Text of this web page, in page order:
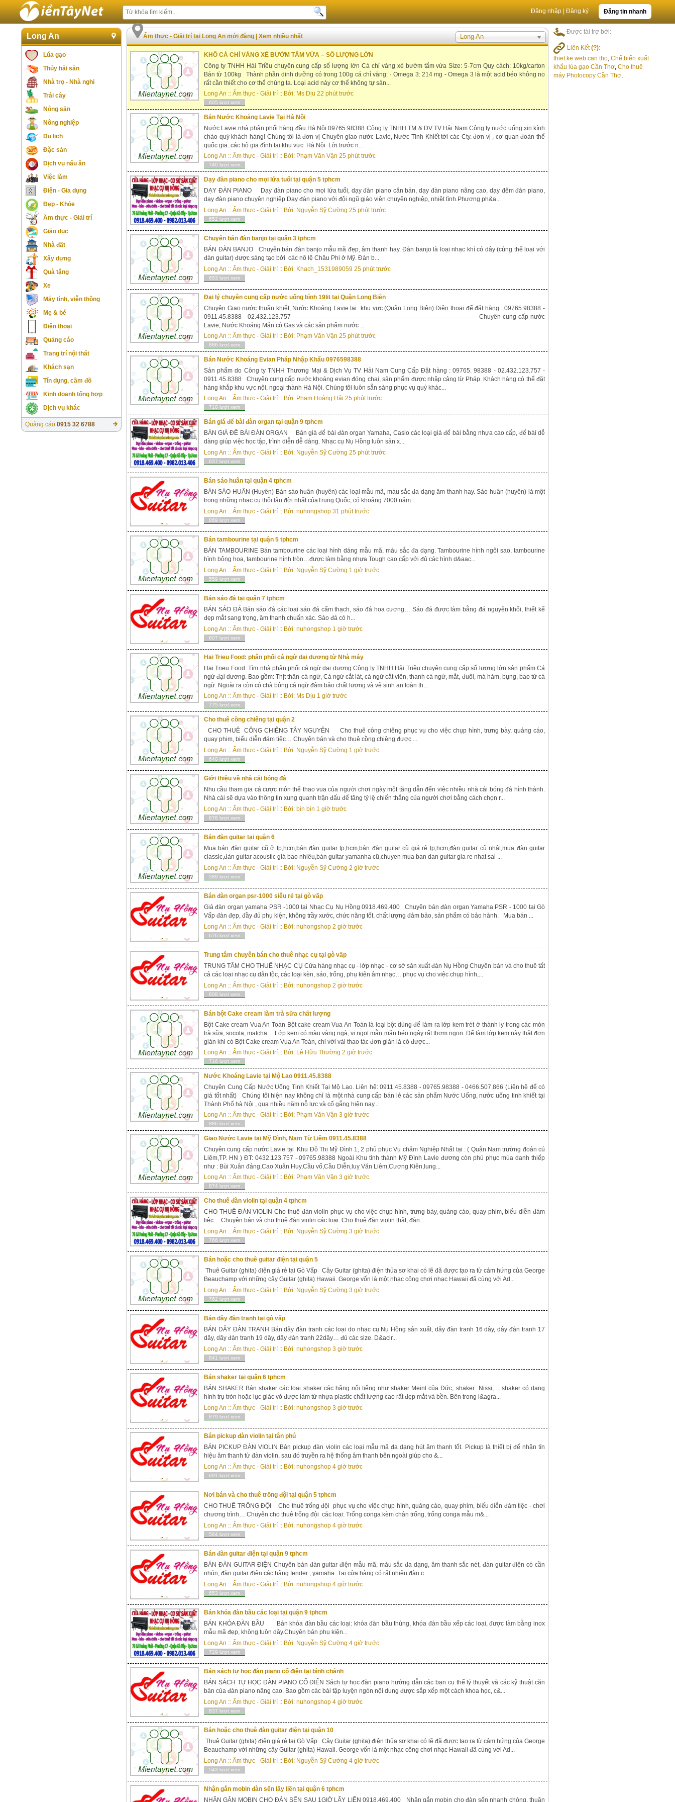
Đăng tin nhanh
Đăng nhập Đăng ký
Long An
Lúa gạo
Thủy hải sản
Nhà trọ - Nhà nghỉ
Trái cây
Nông sản
Nông nghiệp
Du lịch
Đặc sản
Dịch vụ nấu ăn
Việc làm
Điện - Gia dụng
Đẹp - Khỏe
Ẩm thực - Giải trí
Giáo dục
Nhà đất
Xây dựng
Quà tặng
Xe
Máy tính, viễn thông
Mẹ & bé
Điện thoại
Quảng cáo
Trang trí nội thất
Khách sạn
Tín dụng, cầm đồ
Kinh doanh tổng hợp
Dịch vụ khác
Quảng cáo 0915 32 6788
Được tài trợ bởi:
Liên Kết(?):
thiet ke web can tho, Chế biến xuất
khẩu lúa gạo Cần Thơ, Cho thuê
máy Photocopy Cần Thơ,
Ẩm thực - Giải trí tại Long An mới đăng Xem nhiều nhất Long An
KHÔ CÁ CHỈ VÀNG XẺ BƯỚM TẨM VỪA – SỐ LƯỢNG LỚN
Công ty TNHH Hải Triều chuyên cung cấp số lượng lớn Cá chỉ vàng xẻ bướm tẩm vừa Size: 5-7cm Quy cách: 10kg/carton
Bán từ 100kg Thành phần dinh dưỡng có trong 100g cá chỉ vàng: · Omega 3: 214 mg - Omega 3 là một acid béo không no
rất cần thiết cho cơ thể chúng ta. Loại acid này cơ thể không tự sản...
Long An :: Ẩm thực - Giải trí :: Bởi: Ms Dịu 22 phút trước
605 lượt xem
Bán Nước Khoáng Lavie Tại Hà Nội
Nước Lavie nhà phân phối hàng đầu Hà Nội 09765.98388 Công ty TNHH TM & DV TV Hải Nam Công ty nước uống xin kính
chào quý khách hàng! Chúng tôi là đơn vị Chuyên giao nước Lavie, Nước Tinh Khiết tới các Cty. đơn vị , cơ quan đoàn thể
quốc gia. các hộ gia đình tại khu vực Hà Nội Lời trước n...
Long An :: Ẩm thực - Giải trí :: Bởi: Phạm Văn Vận 25 phút trước
740 lượt xem
Dạy đàn piano cho mọi lứa tuổi tại quận 5 tphcm
DẠY ĐÀN PIANO Dạy đàn piano cho mọi lứa tuổi, dạy đàn piano căn bản, dạy đàn piano nâng cao, dạy đệm đàn piano,
dạy đàn piano chuyên nghiệp.Dạy đàn piano với đội ngũ giáo viên chuyên nghiệp, nhiệt tình.Phương ph&a...
Long An :: Ẩm thực - Giải trí :: Bởi: Nguyễn Sỹ Cường 25 phút trước
652 lượt xem
Chuyên bán đàn banjo tại quận 3 tphcm
BÁN ĐÀN BANJO Chuyên bán đàn banjo mẫu mã đẹp, âm thanh hay. Đàn banjo là loại nhạc khí có dây (cùng thể loại với
đàn guitar) được sáng tạo bởi các nô lệ Châu Phi ở Mỹ. Đàn b...
Long An :: Ẩm thực - Giải trí :: Bởi: Khach_1531989059 25 phút trước
653 lượt xem
Đại lý chuyên cung cấp nước uống bình 19lit tại Quận Long Biên
Chuyên Giao nước thuần khiết, Nước Khoáng Lavie tại khu vực (Quận Long Biên) Điện thoại để đặt hàng : 09765.98388 -
0911.45.8388 - 02.432.123.757 -------------------------------------------------------------------------------------------- Chuyên cung cấp nước
Lavie, Nước Khoáng Mặn có Gas và các sản phẩm nước ...
Long An :: Ẩm thực - Giải trí :: Bởi: Phạm Văn Vận 25 phút trước
886 lượt xem
Bán Nước Khoáng Evian Pháp Nhập Khẩu 0976598388
Sản phẩm do Công ty TNHH Thương Mại & Dịch Vụ TV Hải Nam Cung Cấp Đặt hàng : 09765. 98388 - 02.432.123.757 -
0911.45.8388 Chuyên cung cấp nước khoáng evian đóng chai, sản phẩm được nhập cảng từ Pháp. Khách hàng có thể đặt
hàng khắp khu vực nội, ngoại thành Hà Nội. Chúng tôi luôn sẵn sàng phục vụ quý khác...
Long An :: Ẩm thực - Giải trí :: Bởi: Phạm Hoàng Hải 25 phút trước
710 lượt xem
Bán giá để bài đàn organ tại quận 9 tphcm
BÁN GIÁ ĐỂ BÀI ĐÀN ORGAN Bán giá để bài đàn organ Yamaha, Casio các loại giá để bài bằng nhựa cao cấp, để bài dễ
dàng giúp việc học tập, trình diễn dễ dàng. Nhạc cụ Nụ Hồng luôn sản x...
Long An :: Ẩm thực - Giải trí :: Bởi: Nguyễn Sỹ Cường 25 phút trước
637 lượt xem
Bán sáo huân tại quận 4 tphcm
BÁN SÁO HUÂN (Huyên) Bán sáo huân (huyên) các loại mẫu mã, màu sắc đa dạng âm thanh hay. Sáo huân (huyên) là một
trong những nhạc cụ thổi lâu đời nhất củaTrung Quốc, có khoảng 7000 năm...
Long An :: Ẩm thực - Giải trí :: Bởi: nuhongshop 31 phút trước
869 lượt xem
Bán tambourine tại quận 5 tphcm
BÁN TAMBOURINE Bán tambourine các loại hình dáng mẫu mã, màu sắc đa dạng. Tambourine hình ngôi sao, tambourine
hình bông hoa, tambourine hình tròn…được làm bằng nhựa Tough cao cấp với đủ các hình d&aac...
Long An :: Ẩm thực - Giải trí :: Bởi: Nguyễn Sỹ Cường 1 giờ trước
559 lượt xem
Bán sáo đá tại quận 7 tphcm
BÁN SÁO ĐÁ Bán sáo đá các loại sáo đá cẩm thạch, sáo đá hoa cương… Sáo đá được làm bằng đá nguyên khối, thiết kế
đẹp mắt sang trọng, âm thanh chuẩn xác. Sáo đá có h...
Long An :: Ẩm thực - Giải trí :: Bởi: nuhongshop 1 giờ trước
607 lượt xem
Hai Trieu Food: phân phối cá ngừ dại dương từ Nhà máy
Hai Trieu Food: Tìm nhà phân phối cá ngừ dại dương Công ty TNHH Hải Triều chuyên cung cấp số lượng lớn sản phẩm Cá
ngừ đại dương. Bao gồm: Thịt thân cá ngừ, Cá ngừ cắt lát, cá ngừ cắt viên, thanh cá ngừ, mắt, đuôi, má hàm, bụng, bao tử cá
ngừ. Ngoài ra còn có chà bông cá ngừ đảm bảo chất lượng và vệ sinh an toàn th...
Long An :: Ẩm thực - Giải trí :: Bởi: Ms Dịu 1 giờ trước
775 lượt xem
Cho thuê cồng chiêng tại quận 2
CHO THUÊ CÔNG CHIÊNG TÂY NGUYÊN Cho thuê công chiêng phục vụ cho việc chụp hình, trưng bày, quảng cáo,
quay phim, biểu diễn đám tiệc… Chuyên bán và cho thuê cồng chiêng được ...
Long An :: Ẩm thực - Giải trí :: Bởi: Nguyễn Sỹ Cường 1 giờ trước
640 lượt xem
Giới thiệu về nhà cái bóng đá
Nhu cầu tham gia cá cược môn thể thao vua của người chơi ngày một tăng dẫn đến việc nhiều nhà cái bóng đá hình thành.
Nhà cái sẽ dựa vào thông tin xung quanh trận đấu để tăng tỷ lệ chiến thắng của người chơi bằng cách chọn r...
Long An :: Ẩm thực - Giải trí :: Bởi: bin bin 1 giờ trước
876 lượt xem
Bán đàn guitar tại quận 6
Mua bán đàn guitar cũ ở tp,hcm,bán đàn guitar tp,hcm,bán đàn guitar cũ giá rẻ tp,hcm,đàn guitar cũ nhật,mua đàn guitar
classic,đàn guitar acoustic giá bao nhiêu,bán guitar yamanha cũ,chuyen mua ban dan guitar gia re nhat sai ...
Long An :: Ẩm thực - Giải trí :: Bởi: Nguyễn Sỹ Cường 2 giờ trước
589 lượt xem
Bán đàn organ psr-1000 siêu rẻ tại gò vấp
Giá đàn organ yamaha PSR -1000 tại Nhạc Cụ Nụ Hồng 0918.469.400 Chuyên bán đàn organ Yamaha PSR - 1000 tại Gò
Vấp đàn đẹp, đầy đủ phụ kiện, không trầy xước, chức năng tốt, chất lượng đảm bảo, sản phẩm có bảo hành. Mua bán ...
Long An :: Ẩm thực - Giải trí :: Bởi: nuhongshop 2 giờ trước
676 lượt xem
Trung tâm chuyên bán cho thuê nhạc cụ tại gò vấp
TRUNG TÂM CHO THUÊ NHẠC CỤ Cửa hàng nhạc cụ - lớp nhạc - cơ sở sản xuất đàn Nụ Hồng Chuyên bán và cho thuê tất
cả các loại nhạc cụ dân tộc, các loại kèn, sáo, trống, phụ kiện âm nhạc… phục vụ cho việc chụp hình,...
Long An :: Ẩm thực - Giải trí :: Bởi: nuhongshop 2 giờ trước
608 lượt xem
Bán bột Cake cream làm trà sữa chất lượng
Bột Cake cream Vua An Toàn Bột cake cream Vua An Toàn là loại bột dùng để làm ra lớp kem trét ở thành ly trong các món
trà sữa, socola, matcha… Lớp kem có màu vàng ngà, vị ngọt mằn mặn béo ngậy rất thơm ngon. Để làm lớp kem này thật đơn
giản khi có Bột Cake cream Vua An Toàn, chỉ với vài thao tác đơn giản là có được...
Long An :: Ẩm thực - Giải trí :: Bởi: Lê Hữu Thường 2 giờ trước
716 lượt xem
Nước Khoáng Lavie tại Mộ Lao 0911.45.8388
Chuyên Cung Cấp Nước Uống Tinh Khiết Tại Mộ Lao. Liên hệ: 0911.45.8388 - 09765.98388 - 0466.507.866 (Liên hệ để có
giá tốt nhất) Chúng tôi hiện nay không chỉ là một nhà cung cấp bán lẻ các sản phẩm Nước Uống, nước uống tinh khiết tại
Thành Phố hà Nội , qua nhiều năm nỗ lực và cố gắng hiện nay...
Long An :: Ẩm thực - Giải trí :: Bởi: Phạm Văn Vận 3 giờ trước
886 lượt xem
Giao Nước Lavie tại Mỹ Đình, Nam Từ Liêm 0911.45.8388
Chuyên cung cấp nước Lavie tại Khu Đô Thị Mỹ Đình 1, 2 phủ phục Vụ chăm Nghiệp Nhất tại : ( Quận Nam trường đoản cú
Liêm,TP. HN ) ĐT: 0432.123.757 - 09765.98388 Ngoài Khu tỉnh thành Mỹ Đình Lavie đương còn phủ phục mùa danh thiếp
như : Bùi Xuân đảng,Cao Xuân Huy,Cầu vố,Cầu Diễn,luỵ Văn Liêm,Cương Kiên,lung...
Long An :: Ẩm thực - Giải trí :: Bởi: Phạm Văn Vận 3 giờ trước
874 lượt xem
Cho thuê đàn violin tại quận 4 tphcm
CHO THUÊ ĐÀN VIOLIN Cho thuê đàn violin phục vụ cho việc chụp hình, trưng bày, quảng cáo, quay phim, biểu diễn đám
tiệc… Chuyên bán và cho thuê đàn violin các loại: Cho thuê đàn violin thật, đàn ...
Long An :: Ẩm thực - Giải trí :: Bởi: Nguyễn Sỹ Cường 3 giờ trước
766 lượt xem
Bán hoặc cho thuê guitar điện tại quận 5
Thuê Guitar (ghita) điện giá rẻ tại Gò Vấp Cây Guitar (ghita) điện thủa sơ khai có lẽ đã được tạo ra từ cảm hứng của George
Beauchamp với những cây Guitar (ghita) Hawaii. George vốn là một nhạc công chơi nhạc Hawaii đã cùng với Ad...
Long An :: Ẩm thực - Giải trí :: Bởi: Nguyễn Sỹ Cường 3 giờ trước
762 lượt xem
Bán dây đàn tranh tại gò vấp
BÁN DÂY ĐÀN TRANH Bán dây đàn tranh các loại do nhạc cụ Nụ Hồng sản xuất, dây đàn tranh 16 dây, dây đàn tranh 17
dây, dây đàn tranh 19 dây, dây đàn tranh 22dây… đủ các size. D&acir...
Long An :: Ẩm thực - Giải trí :: Bởi: nuhongshop 3 giờ trước
841 lượt xem
Bán shaker tại quận 6 tphcm
BÁN SHAKER Bán shaker các loại shaker các hãng nổi tiếng như shaker Meinl của Đức, shaker Nissi,… shaker có dạng
hình trụ tròn hoặc lục giác vỏ được làm từ nhựa plastic chất lượng cao rất đẹp mắt và bền. Bên trong l&agra...
Long An :: Ẩm thực - Giải trí :: Bởi: nuhongshop 3 giờ trước
879 lượt xem
Bán pickup đàn violin tại tân phú
BÁN PICKUP ĐÀN VIOLIN Bán pickup đàn violin các loại mẫu mã đa dạng hút âm thanh tốt. Pickup là thiết bị để nhận tín
hiệu âm thanh từ đàn violin, sau đó truyền ra hệ thống âm thanh bên ngoài giúp cho &...
Long An :: Ẩm thực - Giải trí :: Bởi: nuhongshop 4 giờ trước
691 lượt xem
Nơi bán và cho thuê trống đội tại quận 5 tphcm
CHO THUÊ TRỐNG ĐỘI Cho thuê trống đội phục vụ cho việc chụp hình, quảng cáo, quay phim, biểu diễn đám tiệc - chơi
chương trình… Chuyên cho thuê trống đội các loại: Trống conga kèm chân trống, trống conga mẫu m&...
Long An :: Ẩm thực - Giải trí :: Bởi: nuhongshop 4 giờ trước
564 lượt xem
Bán đàn guitar điện tại quận 9 tphcm
BÁN ĐÀN GUITAR ĐIỆN Chuyên bán đàn guitar điện mẫu mã, màu sắc đa dạng, âm thanh sắc nét, đàn guitar điện có cần
nhún, đàn guitar điện các hãng fender , yamaha..Tại cửa hàng có rất nhiều đàn c...
Long An :: Ẩm thực - Giải trí :: Bởi: nuhongshop 4 giờ trước
653 lượt xem
Bán khóa đàn bầu các loại tại quận 9 tphcm
BÁN KHÓA ĐÀN BẦU Bán khóa đàn bầu các loại: khóa đàn bầu thùng, khóa đàn bầu xếp các loại, được làm bằng inox
mẫu mã đẹp, không tuôn dây.Chuyên bán phụ kiện...
Long An :: Ẩm thực - Giải trí :: Bởi: Nguyễn Sỹ Cường 4 giờ trước
729 lượt xem
Bán sách tự học đàn piano cổ điện tại bình chánh
BÁN SÁCH TỰ HỌC ĐÀN PIANO CỔ ĐIỂN Sách tự học đàn piano hướng dẫn các bạn cụ thể lý thuyết và các kỹ thuật căn
bản của đàn piano nâng cao. Bao gồm các bài tập luyện ngón nội dung được sắp xếp một cách khoa học, c&...
Long An :: Ẩm thực - Giải trí :: Bởi: nuhongshop 4 giờ trước
837 lượt xem
Bán hoặc cho thuê đàn guitar điện tại quận 10
Thuê Guitar (ghita) điện giá rẻ tại Gò Vấp Cây Guitar (ghita) điện thủa sơ khai có lẽ đã được tạo ra từ cảm hứng của George
Beauchamp với những cây Guitar (ghita) Hawaii. George vốn là một nhạc công chơi nhạc Hawaii đã cùng với Ad...
Long An :: Ẩm thực - Giải trí :: Bởi: Nguyễn Sỹ Cường 4 giờ trước
543 lượt xem
Nhận gắn mobin đàn sến lấy liền tại quận 6 tphcm
NHẬN GẮN MOBIN CHO ĐÀN SẾN SAU 1GIỜ LẤY LIỀN 0918.469.400 Nhận gắn mobin cho đàn sến nhanh chóng, thuận